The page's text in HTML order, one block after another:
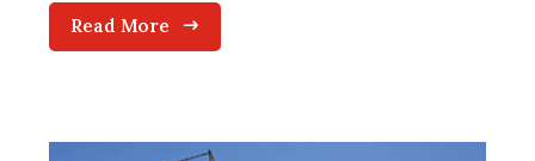
Read More